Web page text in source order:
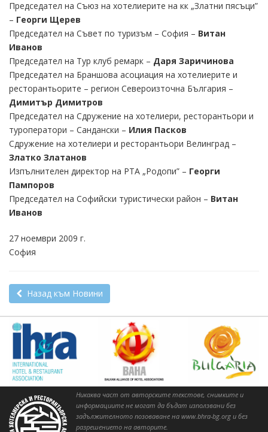
Председател на Съюз на хотелиерите на кк „Златни пясъци”
– Георги Щерев
Председател на Съвет по туризъм – София – Витан
Иванов
Председател на Тур клуб ремарк – Даря Заричинова
Председател на Браншова асоциация на хотелиерите и
ресторантьорите – регион Североизточна България –
Димитър Димитров
Председател на Сдружение на хотелиери, ресторантьори и
туроператори – Сандански – Илия Пасков
Сдружение на хотелиери и ресторантьори Велинград –
Златко Златанов
Изпълнителен директор на РТА „Родопи” – Георги
Пампоров
Председател на Софийски туристически район – Витан
Иванов
27 ноември 2009 г.
София
Назад към Новини
Никаква част от авторските текстове, снимките и
информациите не могат да бъдат използвани без
задължителното позоваване на www.bhra-bg.org и без
разрешението на авторите.